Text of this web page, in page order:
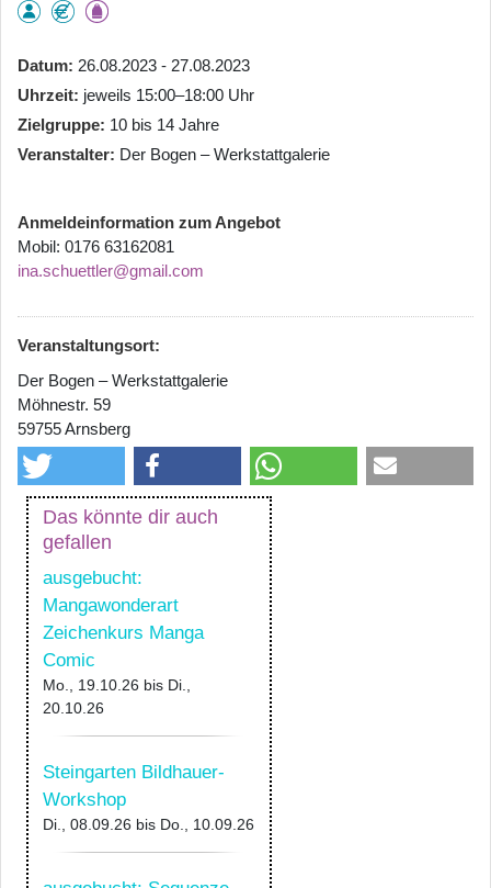
Datum 26.08.2023 - 27.08.2023
Uhrzeit jeweils 15:00–18:00 Uhr
Zielgruppe 10 bis 14 Jahre
Veranstalter Der Bogen – Werkstattgalerie
Anmeldeinformation zum Angebot
Mobil: 0176 63162081
ina.schuettler@gmail.com
Veranstaltungsort:
Der Bogen – Werkstattgalerie
Möhnestr. 59
59755 Arnsberg
Das könnte dir auch
gefallen
ausgebucht:
Mangawonderart
Zeichenkurs Manga
Comic
Mo., 19.10.26 bis Di.,
20.10.26
Steingarten Bildhauer-
Workshop
Di., 08.09.26 bis Do., 10.09.26